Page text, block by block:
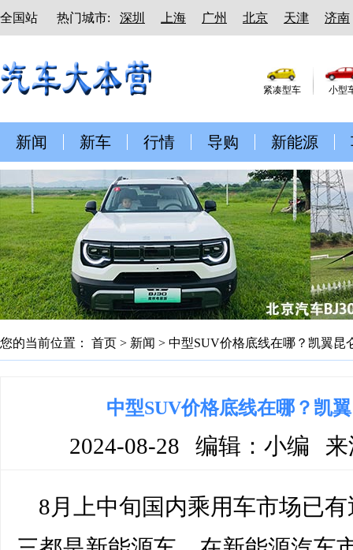
全国站 热门城市: 深圳 上海 广州 北京 天津 济南
紧凑型车 小型
新闻 新车 行情 导购 新能源
您的当前位置： 首页 > 新闻 > 中型SUV价格底线在哪？凯翼昆
中型SUV价格底线在哪？凯
2024-08-28 编辑：小编
8月上中旬国内乘用车市场已